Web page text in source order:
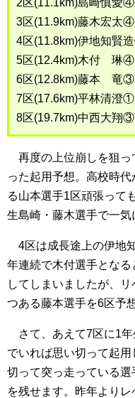
2区(11.1km)島崎慎愛④
3区(11.9km)藤木宏太④
4区(11.8km)伊地知賢
5区(12.4km)木付 琳④
6区(12.8km)藤本 竜③
7区(17.6km)平林清澄①
8区(19.7km)中西大翔③
再度の上位崩しを狙っ
った起用予想。高校時
る山本選手1区頑張って
生島崎・藤木選手で一気
4区は成長途上の伊地
年連続で木付選手とな
してしまいましたが、
つある藤本選手を6区予想
さて、あえて7区に1年
でいれば思い切って起
切って突っ走っている
を残せます。昨年より